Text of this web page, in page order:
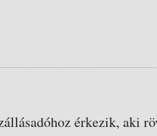
érkezik, aki